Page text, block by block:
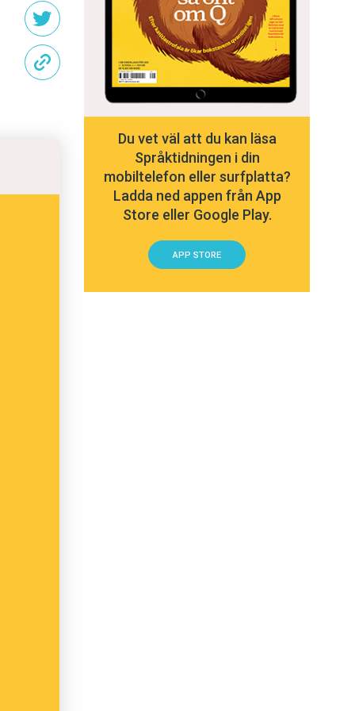
Du vet väl att du kan läsa
Språktidningen i din
mobiltelefon eller surfplatta?
Ladda ned appen från App
Store eller Google Play.
APP STORE